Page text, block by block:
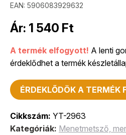
EAN: 5906083929632
Ár: 1 540 Ft
A termék elfogyott! A lenti
érdeklődhet a termék
ÉRDEKLŐDÖK A TERMÉK
Cikkszám: YT-2963
Kategóriák: Menetmetsző,